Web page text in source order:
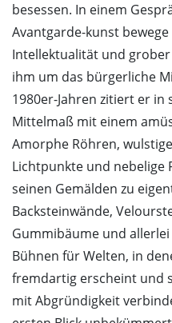
besessen. In einem
Avantgarde-kunst
Intellektualität und
ihm um das bürgerliche
1980er-Jahren zitiert er in
Mittelmaß mit einem
Amorphe Röhren,
Lichtpunkte und nebelige
seinen Gemälden zu
Backsteinwände,
Gummibäume und
Bühnen für Welten, in
fremdartig erscheint und
mit Abgründigkeit